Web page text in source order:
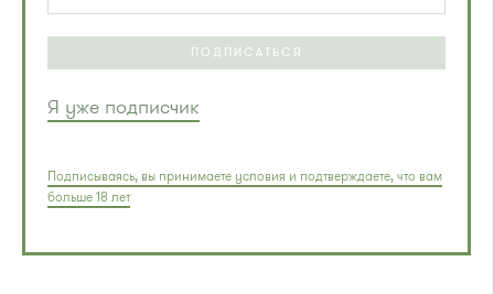
ПОДПИСАТЬСЯ
Я уже подписчик
Подписываясь, вы принимаете условия и подтверждаете, что вам
больше 18 лет